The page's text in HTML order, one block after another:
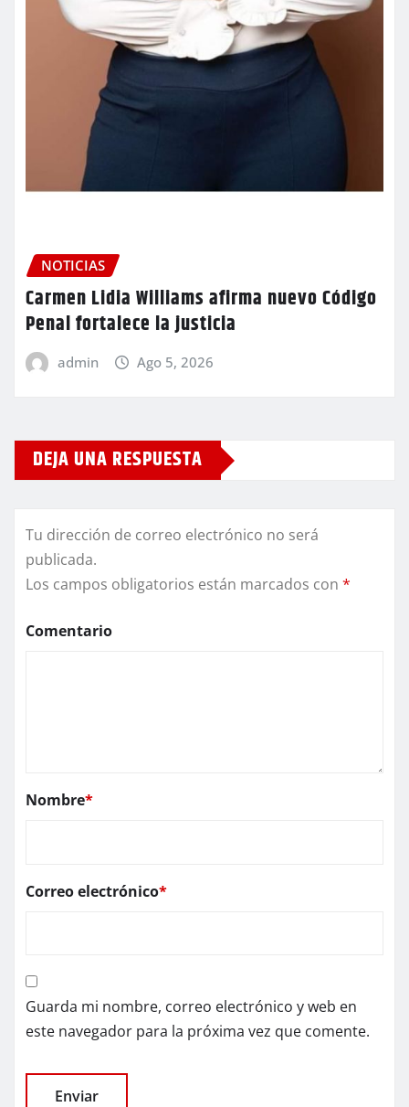
NOTICIAS
Carmen Lidia Williams afirma nuevo Código
Penal fortalece la justicia
admin Ago 5, 2026
DEJA UNA RESPUESTA
Tu dirección de correo electrónico no será
publicada.
Los campos obligatorios están marcados con *
Comentario
Nombre*
Correo electrónico*
Guarda mi nombre, correo electrónico y web en
este navegador para la próxima vez que comente.